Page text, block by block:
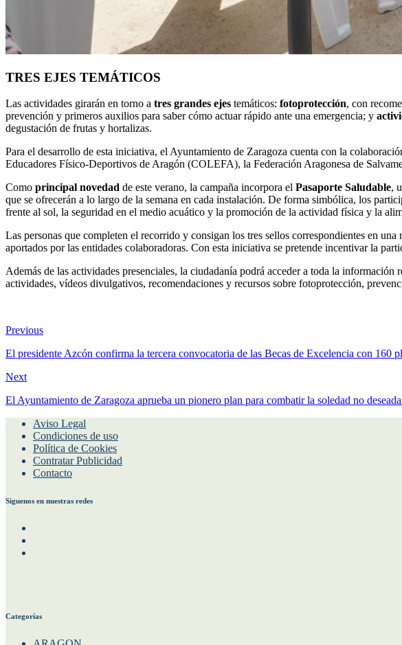
TRES EJES TEMÁTICOS
Las actividades girarán en torno a tres grandes ejes temáticos: fotoprotección, con
prevención y primeros auxilios para saber cómo actuar rápido ante una emergencia; y
degustación de frutas y hortalizas.
Para el desarrollo de esta iniciativa, el Ayuntamiento de Zaragoza cuenta con la
Educadores Físico-Deportivos de Aragón (COLEFA), la Federación Aragonesa de
Como principal novedad de este verano, la campaña incorpora el Pasaporte Saludable,
que se ofrecerán a lo largo de la semana en cada instalación. De forma simbólica, los
frente al sol, la seguridad en el medio acuático y la promoción de la actividad física y la
Las personas que completen el recorrido y consigan los tres sellos correspondientes en
aportados por las entidades colaboradoras. Con esta iniciativa se pretende incentivar la
Además de las actividades presenciales, la ciudadanía podrá acceder a toda la información
actividades, vídeos divulgativos, recomendaciones y recursos sobre fotoprotección,
Previous
El presidente Azcón confirma la tercera convocatoria de las Becas de Excelencia con 160
Next
El Ayuntamiento de Zaragoza aprueba un pionero plan para combatir la soledad no
Aviso Legal
Condiciones de uso
Política de Cookies
Contratar Publicidad
Contacto
Siguenos en nuestras redes
Categorías